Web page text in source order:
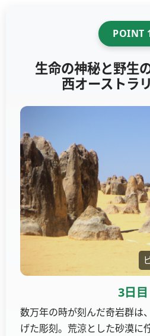
POINT
生命の神秘と野生
西オーストラ
3日目
数万年の時が刻んだ奇岩群は
げた彫刻。荒涼とした砂漠に